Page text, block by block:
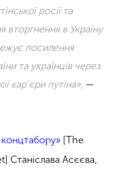
росії та
вторгнення в Україну
посилення
та українців через
кар’єри путіна», —
концтабору» [The
Станіслава Асєєва,